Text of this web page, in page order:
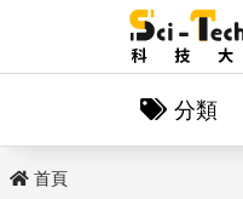
分類
首頁